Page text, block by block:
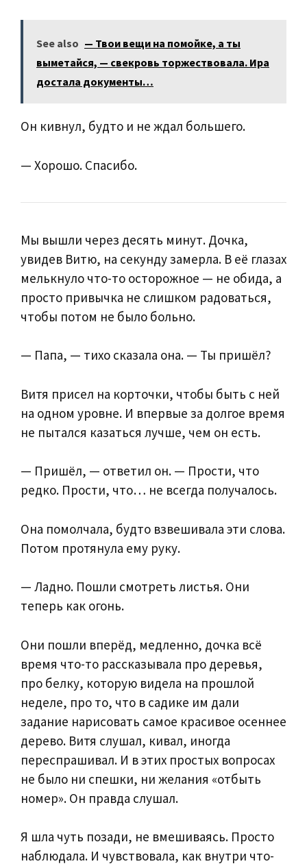
See also — Твои вещи на помойке, а ты
выметайся, — свекровь торжествовала. Ира
достала документы…
Он кивнул, будто и не ждал большего.
— Хорошо. Спасибо.
Мы вышли через десять минут. Дочка,
увидев Витю, на секунду замерла. В её глазах
мелькнуло что-то осторожное — не обида, а
просто привычка не слишком радоваться,
чтобы потом не было больно.
— Папа, — тихо сказала она. — Ты пришёл?
Витя присел на корточки, чтобы быть с ней
на одном уровне. И впервые за долгое время
не пытался казаться лучше, чем он есть.
— Пришёл, — ответил он. — Прости, что
редко. Прости, что… не всегда получалось.
Она помолчала, будто взвешивала эти слова.
Потом протянула ему руку.
— Ладно. Пошли смотреть листья. Они
теперь как огонь.
Они пошли вперёд, медленно, дочка всё
время что-то рассказывала про деревья,
про белку, которую видела на прошлой
неделе, про то, что в садике им дали
задание нарисовать самое красивое осеннее
дерево. Витя слушал, кивал, иногда
переспрашивал. И в этих простых вопросах
не было ни спешки, ни желания «отбыть
номер». Он правда слушал.
Я шла чуть позади, не вмешиваясь. Просто
наблюдала. И чувствовала, как внутри что-